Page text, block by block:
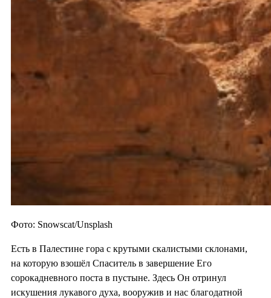
Фото: Snowscat/Unsplash
Есть в Палестине гора с крутыми скалистыми склонами,
на которую взошёл Спаситель в завершение Его
сорокадневного поста в пустыне. Здесь Он отринул
искушения лукавого духа, вооружив и нас благодатной